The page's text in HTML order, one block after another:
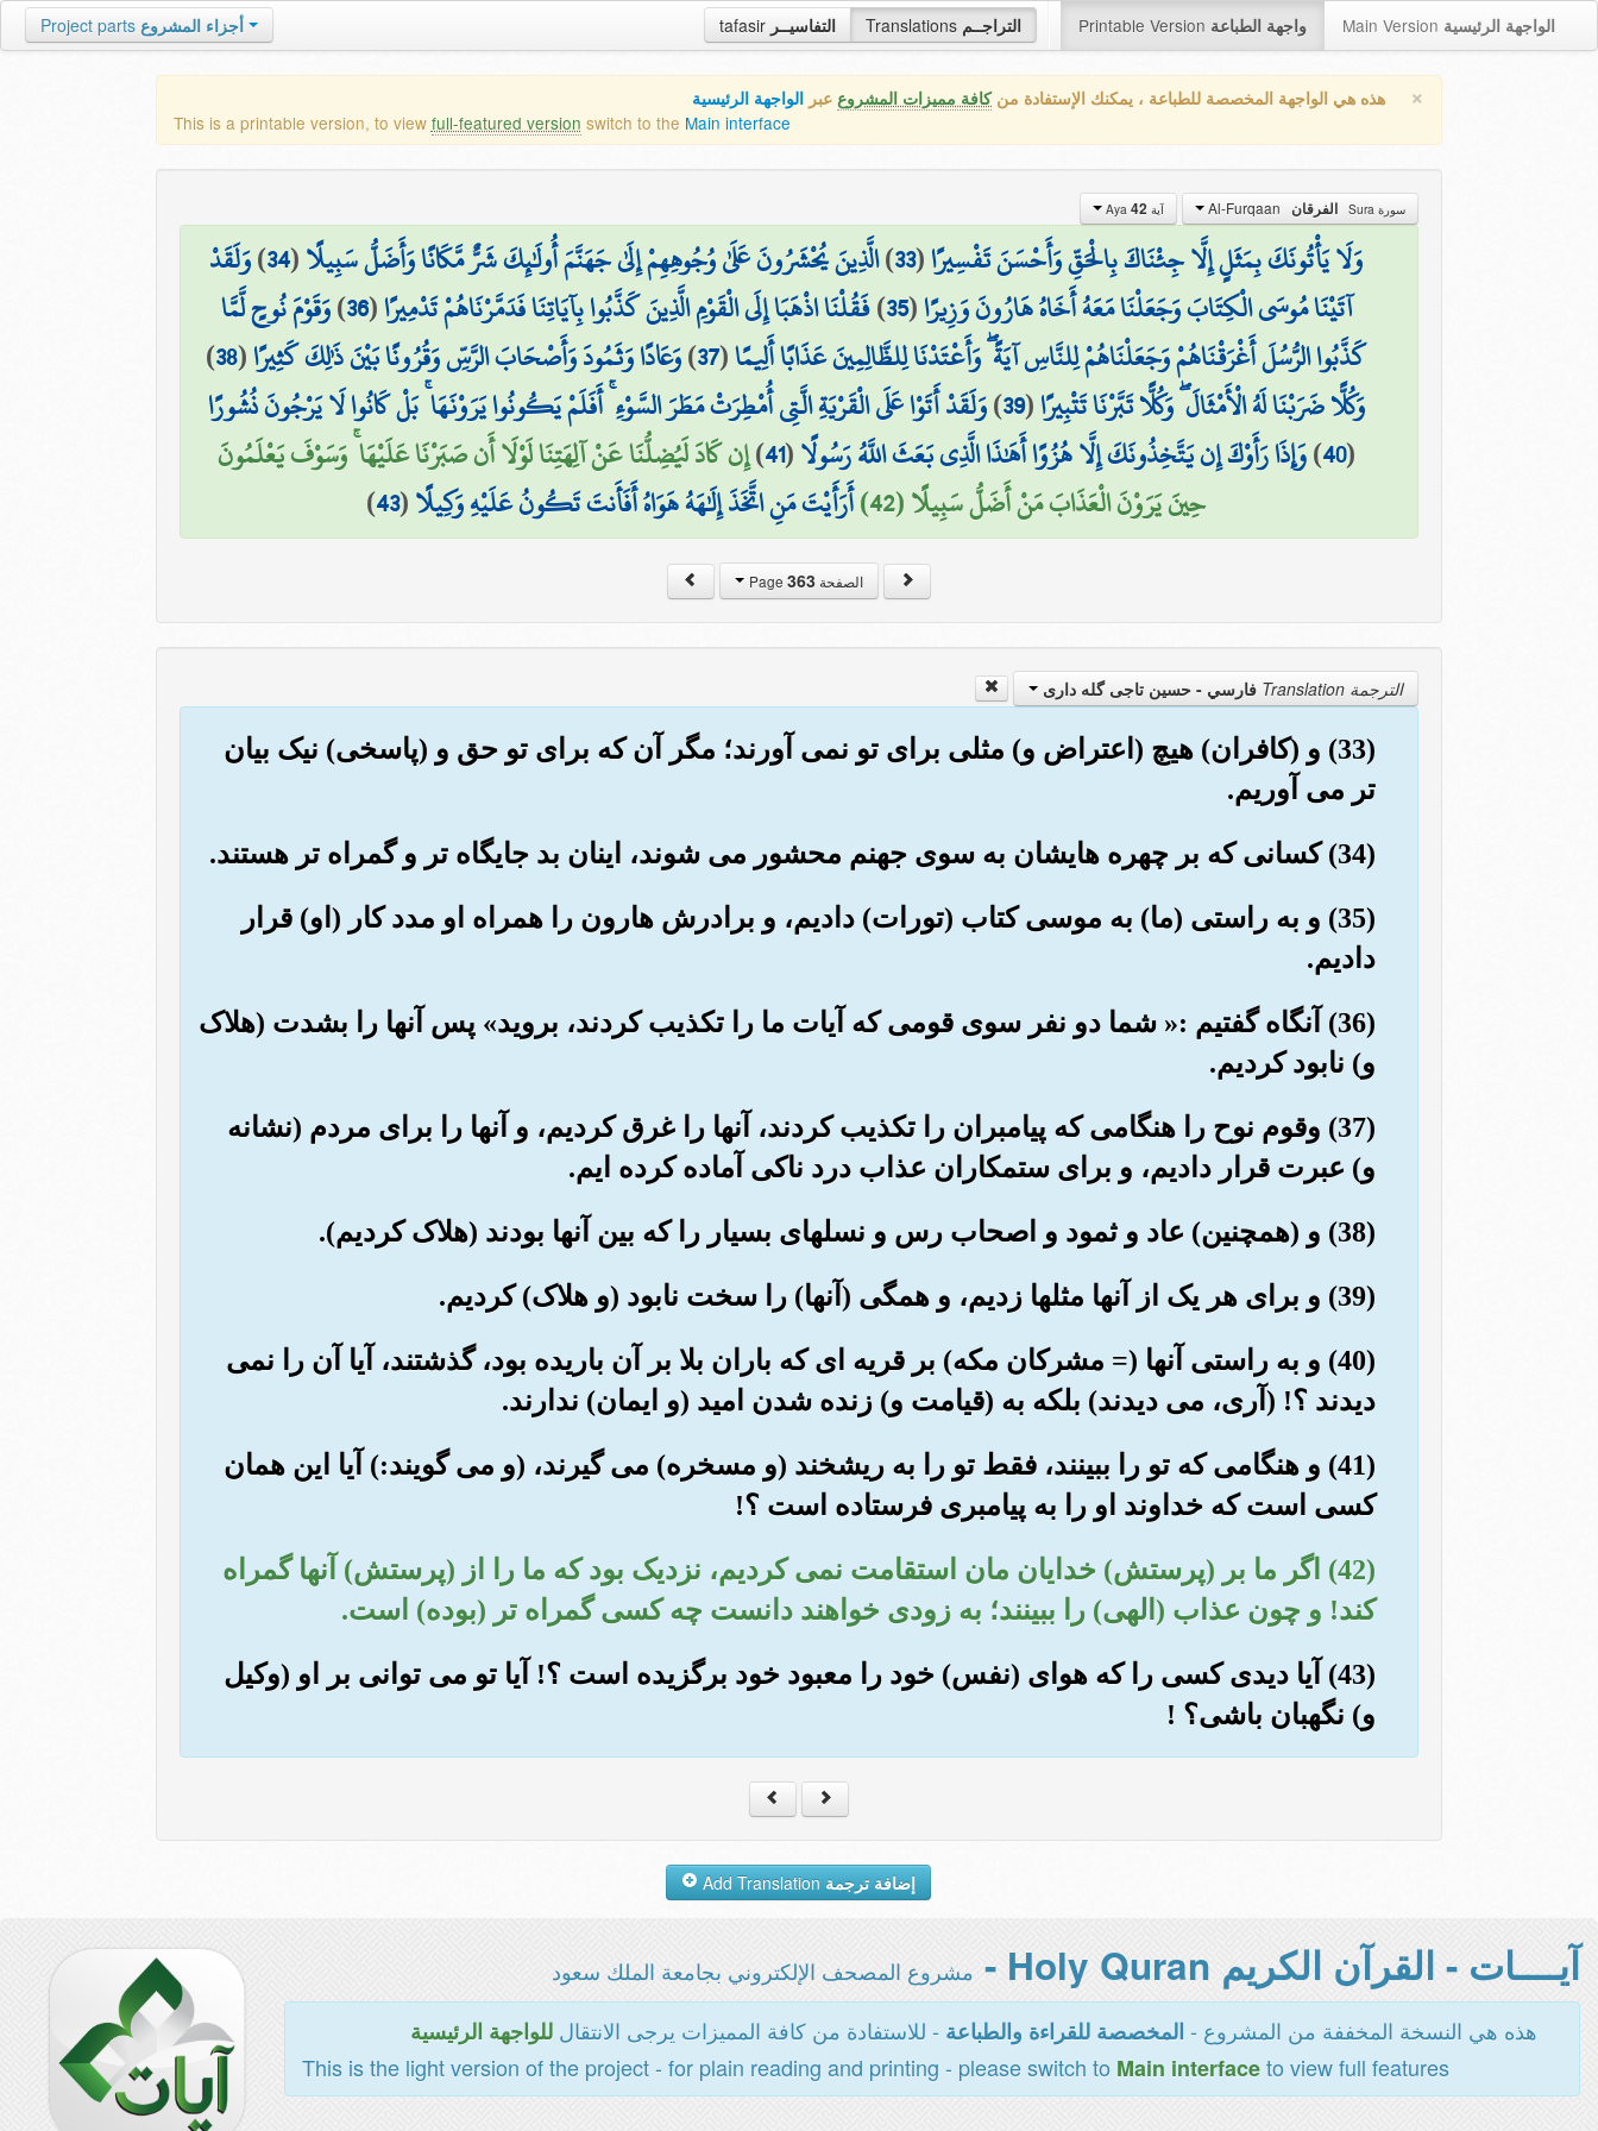
tafasir التفاسيــر Translations التراجــم Printable Version واجهة الطباعة Main Version الواجهة الرئيسية Project parts أجزاء المشروع
× هذه هي الواجهة المخصصة للطباعة ، يمكنك الإستفادة منكافة مميزات المشروع عبر الواجهة الرئيسية
This is a printable version, to view full-featured version switch to the Main interface
سورة Sura الفرقان آية Aya 42
وَلَا يَأْتُونَكَ بِمَثَلٍ إِلَّا جِئْنَاكَ بِالْحَقِّ وَأَحْسَنَ تَفْسِيرًا(
33
)الَّذِينَ يُحْشَرُونَ عَلَىٰ وُجُوهِهِمْ إِلَىٰ جَهَنَّمَ أُولَٰئِكَ شَرٌّ مَّكَانًا وَأَضَلُّ سَبِيلًا(
34
)وَلَقَدْ
آتَيْنَا مُوسَى الْكِتَابَ وَجَعَلْنَا مَعَهُ أَخَاهُ هَارُونَ وَزِيرًا(
35
)فَقُلْنَا اذْهَبَا إِلَى الْقَوْمِ الَّذِينَ كَذَّبُوا بِآيَاتِنَا فَدَمَّرْنَاهُمْ تَدْمِيرًا(
36
)وَقَوْمَ نُوحٍ لَّمَّا
كَذَّبُوا الرُّسُلَ أَغْرَقْنَاهُمْ وَجَعَلْنَاهُمْ لِلنَّاسِ آيَةً ۖ وَأَعْتَدْنَا لِلظَّالِمِينَ عَذَابًا أَلِيمًا(
37
)وَعَادًا وَثَمُودَ وَأَصْحَابَ الرَّسِّ وَقُرُونًا بَيْنَ ذَٰلِكَ كَثِيرًا(
38
)
وَكُلًّا ضَرَبْنَا لَهُ الْأَمْثَالَ ۖ وَكُلًّا تَبَّرْنَا تَتْبِيرًا(
39
)وَلَقَدْ أَتَوْا عَلَى الْقَرْيَةِ الَّتِي أُمْطِرَتْ مَطَرَ السَّوْءِ ۚ أَفَلَمْ يَكُونُوا يَرَوْنَهَا ۚ بَلْ كَانُوا لَا يَرْجُونَ نُشُورًا
(
40
)وَإِذَا رَأَوْكَ إِن يَتَّخِذُونَكَ إِلَّا هُزُوًا أَهَٰذَا الَّذِي بَعَثَ اللَّهُ رَسُولًا(
41
)إِن كَادَ لَيُضِلُّنَا عَنْ آلِهَتِنَا لَوْلَا أَن صَبَرْنَا عَلَيْهَا ۚ وَسَوْفَ يَعْلَمُونَ
حِينَ يَرَوْنَ الْعَذَابَ مَنْ أَضَلُّ سَبِيلًا (42)
أَرَأَيْتَ مَنِ اتَّخَذَ إِلَٰهَهُ هَوَاهُ أَفَأَنتَ تَكُونُ عَلَيْهِ وَكِيلًا(
43
)
الصفحة Page363
الترجمة Translation فارسي - حسین تاجی گله داری
(33) و (کافران) هیچ (اعتراض و) مثلی برای تو نمی آورند؛ مگر آن که برای تو حق و (پاسخی) نیک بیان
تر می آوریم.
(34) کسانی که بر چهره هایشان به سوی جهنم محشور می شوند، اینان بد جایگاه تر و گمراه تر هستند.
(35) و به راستی (ما) به موسی کتاب (تورات) دادیم، و برادرش هارون را همراه او مدد کار (او) قرار
دادیم.
(36) آنگاه گفتیم :« شما دو نفر سوی قومی که آیات ما را تکذیب کردند، بروید» پس آنها را بشدت (هلاک
و) نابود کردیم.
(37) وقوم نوح را هنگامی که پیامبران را تکذیب کردند، آنها را غرق کردیم، و آنها را برای مردم (نشانه
و) عبرت قرار دادیم، و برای ستمکاران عذاب درد ناکی آماده کرده ایم.
(38) و (همچنین) عاد و ثمود و اصحاب رس و نسلهای بسیار را که بین آنها بودند (هلاک کردیم).
(39) و برای هر یک از آنها مثلها زدیم، و همگی (آنها) را سخت نابود (و هلاک) کردیم.
(40) و به راستی آنها (= مشرکان مکه) بر قریه ای که باران بلا بر آن باریده بود، گذشتند، آیا آن را نمی
دیدند ؟! (آری، می دیدند) بلکه به (قیامت و) زنده شدن امید (و ایمان) ندارند.
(41) و هنگامی که تو را ببینند، فقط تو را به ریشخند (و مسخره) می گیرند، (و می گویند:) آیا این همان
کسی است که خداوند او را به پیامبری فرستاده است ؟!
(42) اگر ما بر (پرستش) خدایان مان استقامت نمی کردیم، نزدیک بود که ما را از (پرستش) آنها گمراه
کند! و چون عذاب (الهی) را ببینند؛ به زودی خواهند دانست چه کسی گمراه تر (بوده) است.
(43) آیا دیدی کسی را که هوای (نفس) خود را معبود خود برگزیده است ؟! آیا تو می توانی بر او (وکیل
و) نگهبان باشی؟ !
إضافة ترجمة
آيــــات - القرآن الكريم Holy Quran - مشروع المصحف الإلكتروني بجامعة الملك سعود
هذه هي النسخة المخففة من المشروع - المخصصة للقراءة والطباعة - للاستفادة من كافة المميزات يرجى الانتقالللواجهة الرئيسية
This is the light version of the project - for plain reading and printing - please switch to Main interfaceto view full features